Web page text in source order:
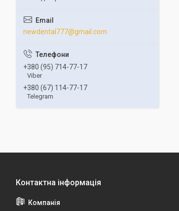
newdental777@gmail.com
+380 (95) 714-77-17
Viber
+380 (67) 114-77-17
Telegram